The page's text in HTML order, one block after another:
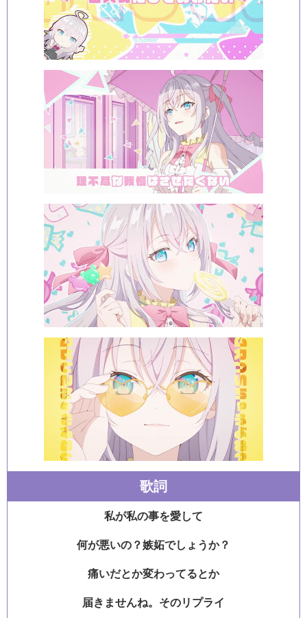
歌詞
私が私の事を愛して
何が悪いの？嫉妬でしょうか？
痛いだとか変わってるとか
届きませんね。そのリプライ